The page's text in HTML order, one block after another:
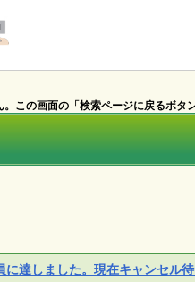
この画面の「検索ページに戻るボタ
達しました。現在キャンセル